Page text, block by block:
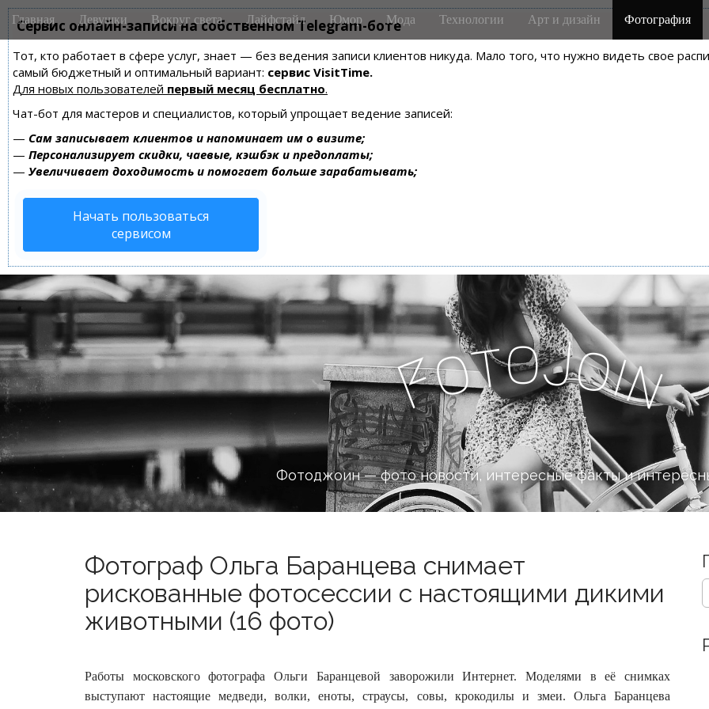
Сервис онлайн-записи на собственном Telegram-боте
Тот, кто работает в сфере услуг, знает — без ведения записи клиентов никуда. Мало того, что нужно видеть свое
самый бюджетный и оптимальный вариант: сервис VisitTime.
Для новых пользователей первый месяц бесплатно.
Чат-бот для мастеров и специалистов, который упрощает ведение записей:
— Сам записывает клиентов и напоминает им о визите;
— Персонализирует скидки, чаевые, кэшбэк и предоплаты;
— Увеличивает доходимость и помогает больше зарабатывать;
Начать пользоваться
сервисом
M
a
n
m
e
n
u
i
Главная Девушки Вокруг света Лайфстайл Юмор Мода Технологии Арт и дизайн Фотография
FotoJoi
n
Фотоджоин — фото новости, интересные факты и
Фотограф Ольга Баранцева снимает
рискованные фотосессии с настоящими дикими
животными (16 фото)
Работы московского фотографа Ольги Баранцевой заворожили Интернет. Моделями в её снимках
выступают настоящие медведи, волки, еноты, страусы, совы, крокодилы и змеи. Ольга Баранцева
S
e
c